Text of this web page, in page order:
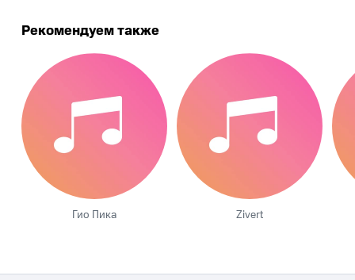
Рекомендуем также
Гио Пика Zivert